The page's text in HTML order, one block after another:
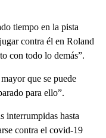
tiempo en la pista
contra él en Roland
con todo lo demás”.
que se puede
para ello”.
interrumpidas hasta
contra el covid-19